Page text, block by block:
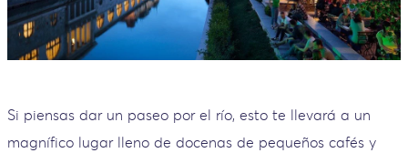
Si piensas dar un paseo por el río, esto te llevará a un
magnífico lugar lleno de docenas de pequeños cafés y